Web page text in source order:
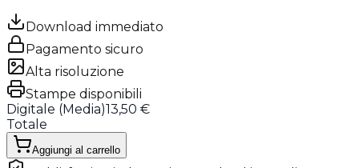
Download immediato
Pagamento sicuro
Alta risoluzione
Stampe disponibili
Digitale (Media)13,50 €
Totale
Aggiungi al carrello